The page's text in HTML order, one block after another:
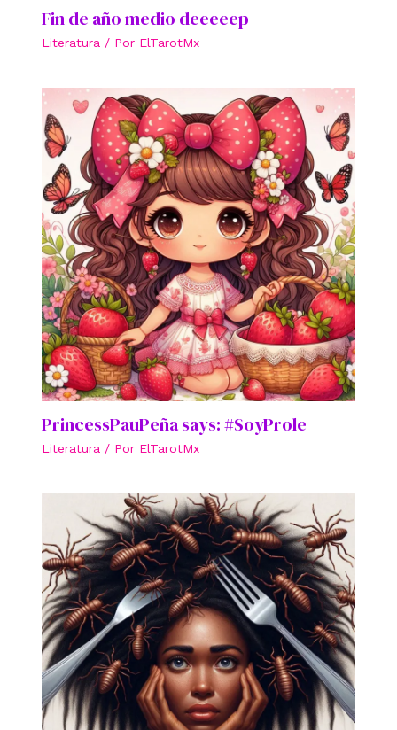
Fin de año medio deeeeep
Literatura / Por ElTarotMx
PrincessPauPeña says: #SoyProle
Literatura / Por ElTarotMx